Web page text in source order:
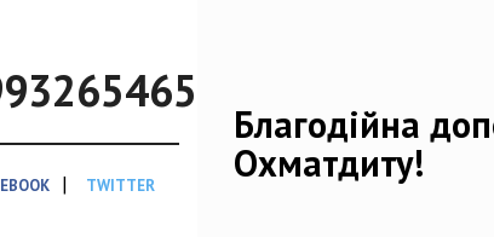
| TWITTER
Благодійна
Охматдиту!